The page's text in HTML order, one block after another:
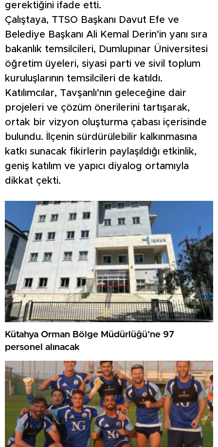
gerektiğini ifade etti.
Çalıştaya, TTSO Başkanı Davut Efe ve
Belediye Başkanı Ali Kemal Derin’in yanı sıra
bakanlık temsilcileri, Dumlupınar Üniversitesi
öğretim üyeleri, siyasi parti ve sivil toplum
kuruluşlarının temsilcileri de katıldı.
Katılımcılar, Tavşanlı’nın geleceğine dair
projeleri ve çözüm önerilerini tartışarak,
ortak bir vizyon oluşturma çabası içerisinde
bulundu. İlçenin sürdürülebilir kalkınmasına
katkı sunacak fikirlerin paylaşıldığı etkinlik,
geniş katılım ve yapıcı diyalog ortamıyla
dikkat çekti.
Kütahya Orman Bölge Müdürlüğü’ne 97
personel alınacak